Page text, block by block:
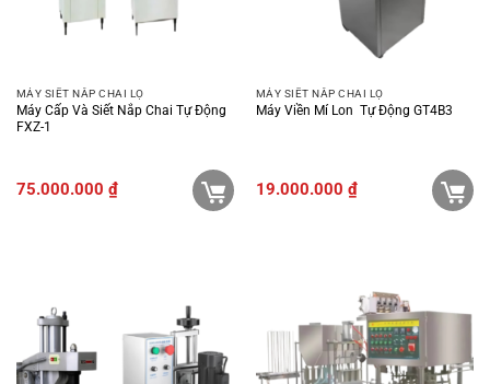
MÁY SIẾT NẮP CHAI LỌ
Máy Cấp Và Siết Nắp Chai Tự Động
FXZ-1
75.000.000 ₫
MÁY SIẾT NẮP CHAI LỌ
Máy Viền Mí Lon Tự Động GT4B3
19.000.000 ₫